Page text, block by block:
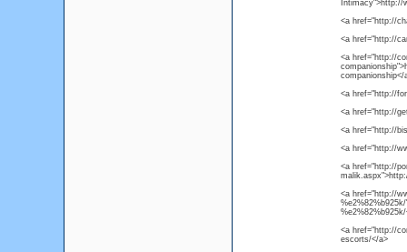
Intimacy">http://
<a href="http://
<a href="http://
<a href="http://
companionship</
<a href="http://
<a href="http://
<a href="http://
<a href="http://
<a href="http://
<a href="http://
%e2%82%b925k/
<a href="http://
escorts/</a>